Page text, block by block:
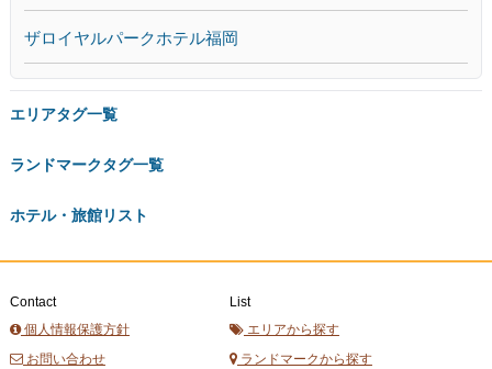
ザロイヤルパークホテル福岡
エリアタグ一覧
ランドマークタグ一覧
ホテル・旅館リスト
Contact
個人情報保護方針
お問い合わせ
List
エリアから探す
ランドマークから探す